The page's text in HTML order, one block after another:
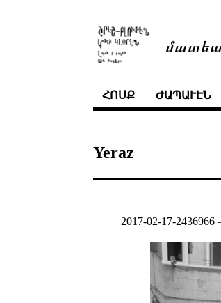
ՀՈՍՔ ԺԱՊԱՒԷՆ
Yeraz
2017-02-17-2436966